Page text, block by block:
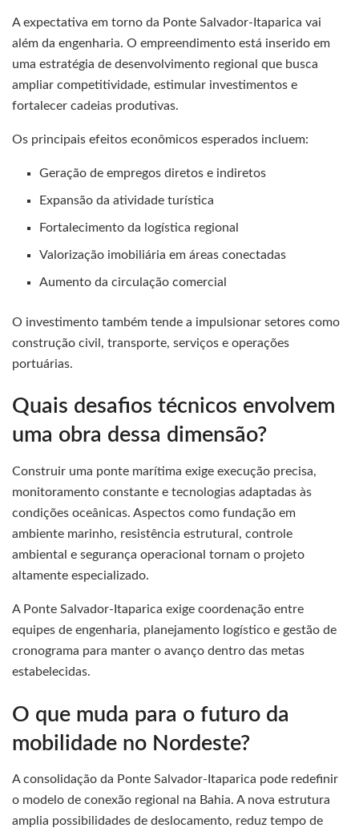
A expectativa em torno da Ponte Salvador-Itaparica vai
além da engenharia. O empreendimento está inserido em
uma estratégia de desenvolvimento regional que busca
ampliar competitividade, estimular investimentos e
fortalecer cadeias produtivas.
Os principais efeitos econômicos esperados incluem:
Geração de empregos diretos e indiretos
Expansão da atividade turística
Fortalecimento da logística regional
Valorização imobiliária em áreas conectadas
Aumento da circulação comercial
O investimento também tende a impulsionar setores como
construção civil, transporte, serviços e operações
portuárias.
Quais desafios técnicos envolvem
uma obra dessa dimensão?
Construir uma ponte marítima exige execução precisa,
monitoramento constante e tecnologias adaptadas às
condições oceânicas. Aspectos como fundação em
ambiente marinho, resistência estrutural, controle
ambiental e segurança operacional tornam o projeto
altamente especializado.
A Ponte Salvador-Itaparica exige coordenação entre
equipes de engenharia, planejamento logístico e gestão de
cronograma para manter o avanço dentro das metas
estabelecidas.
O que muda para o futuro da
mobilidade no Nordeste?
A consolidação da Ponte Salvador-Itaparica pode redefinir
o modelo de conexão regional na Bahia. A nova estrutura
amplia possibilidades de deslocamento, reduz tempo de